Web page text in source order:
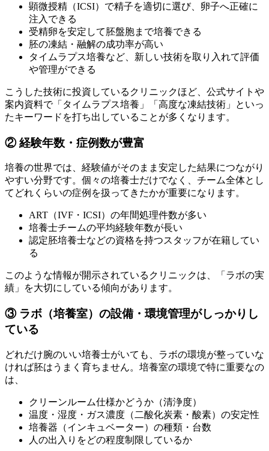
顕微授精（ICSI）で精子を適切に選び、卵子へ正確に
注入できる
受精卵を安定して胚盤胞まで培養できる
胚の凍結・融解の成功率が高い
タイムラプス培養など、 新しい技術を取り入れて評価
や管理ができる
こうした技術に投資しているクリニックほど、公式サイトや
案内資料で「タイムラプス培養」「高度な凍結技術」といっ
たキーワードを打ち出していることが多くなります。
② 経験年数・症例数が豊富
培養の世界では、経験値がそのまま安定した結果につながり
やすい分野です。個々の培養士だけでなく、チーム全体とし
てどれくらいの症例を扱ってきたかが重要になります。
ART（IVF・ICSI）の年間処理件数が多い
培養士チームの平均経験年数が長い
認定胚培養士などの資格を持つスタッフが在籍してい
る
このような情報が開示されているクリニックは、
「ラボの実
績」を大切にしている傾向があります。
③ ラボ（培養室）の設備・環境管理がしっかりし
ている
どれだけ腕のいい培養士がいても、ラボの環境が整っていな
ければ胚はうまく育ちません。培養室の環境で特に重要なの
は、
クリーンルーム仕様かどうか（清浄度）
温度・湿度・ガス濃度（二酸化炭素・酸素）の安定性
培養器（インキュベーター）の種類・台数
人の出入りをどの程度制限しているか